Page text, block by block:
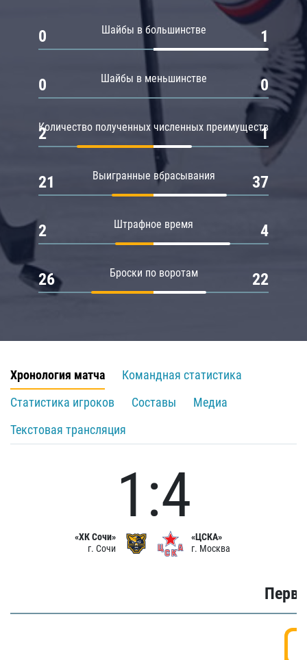
Шайбы в большинстве
0 1
Шайбы в меньшинстве
0 0
Количество полученных численных преимуществ
2 1
Выигранные вбрасывания
21 37
Штрафное время
2 4
Броски по воротам
26 22
Хронология матча
Командная статистика
Статистика игроков
Составы
Медиа
Текстовая трансляция
«ХК Сочи»
г. Сочи
1:4
«ЦСКА»
г. Москва